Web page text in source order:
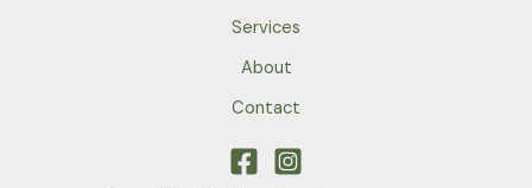
Services
About
Contact